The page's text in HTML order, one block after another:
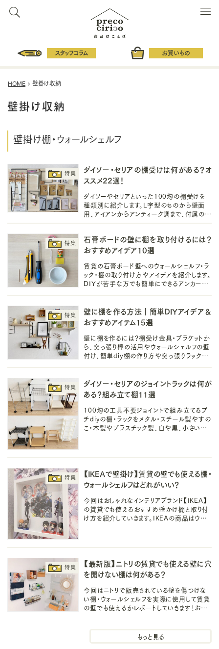
スタッフコラム お買いもの
HOME 壁掛け収納
壁掛け収納
壁掛け棚・ウォールシェルフ
ダイソー・セリアの棚受けは何がある？オ
ススメ22選！
ダイソーやセリアといった100均の棚受けを
種類別に紹介します。L字型のものから壁面
用、アイアンからアンティーク調まで、付属の金
石膏ボードの壁に棚を取り付けるには？
おすすめアイデア10選
賃貸の石膏ボード壁へのウォールシェルフ・ラ
ック・棚の取り付け方やアイデアを紹介します。
DIYが苦手な方でも簡単にできるアンカーや
ご覧ください
壁に棚を作る方法｜簡単DIYアイデア＆
おすすめアイテム15選
壁に棚を作るには？棚受け金具・ブラケットか
ら、突っ張り棒の活用やウォールシェルフの壁
付け、簡単diy棚の作り方や突っ張りラックを
ダイソー・セリアのジョイントラックは何が
ある？組み立て棚11選
100均の工具不要ジョイントで組み立てるプ
チdiyの棚・ラックをメタル・スチール製やすの
こ・木製やプラスチック製、白や黒、小さい棚、
【IKEAで壁掛け】賃貸の壁でも使える棚・
ウォールシェルフはどれがいい？
今回はおしゃれなインテリアブランド【IKEA】
の賃貸でも使えるおすすめ壁かけ棚と取り付
け方を紹介していきます。IKEAの商品はウォー
【最新版】ニトリの賃貸でも使える壁に穴
を開けない棚は何がある？
今回はニトリで販売されている壁を傷つけな
い棚・ウォールシェルフを実際に使用して賃貸
の壁でも使えるかレポートしていきます！おす
壁掛け棚・ウォールシェルフ